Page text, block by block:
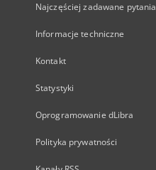
Najczęściej zadawane pytania
Informacje techniczne
Kontakt
Statystyki
Oprogramowanie dLibra
Polityka prywatności